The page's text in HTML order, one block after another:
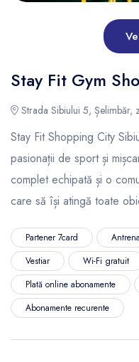
Stay Fit Gym
Strada Sibiului 5, Șelimbăr,
Stay Fit Shopping City
pasionații de sport și
complet echipată și o
care să își atingă toate
Partener 7card
Vestiar
Wi-Fi gratuit
Plată online abonamente
Abonamente recurente